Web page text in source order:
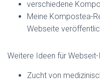
verschiedene
Meine Kompostea-
Webseite
Weitere Ideen für Webseit-
Zucht von